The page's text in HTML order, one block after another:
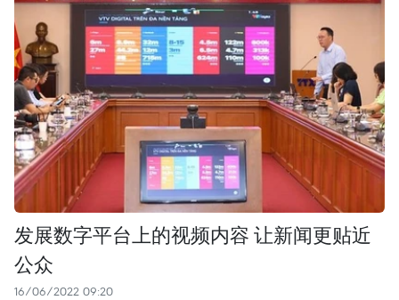
发展数字平台上的视频内容 让新闻更贴近
公众
16/06/2022 09:20